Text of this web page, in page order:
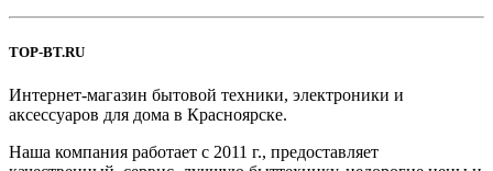
TOP-BT.RU
Интернет-магазин бытовой техники, электроники и
аксессуаров для дома в Красноярске.
Наша компания работает с 2011 г., предоставляет